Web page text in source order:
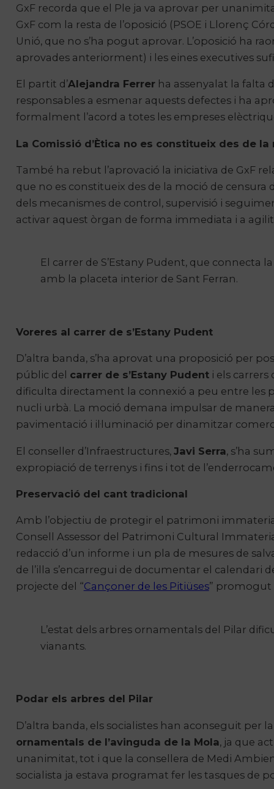
GxF recorda que el Ple ja va aprovar per
GxF com la resta de l’oposició (PSOE i Llorenç
Unió, que no s’ha pogut aprovar. L’oposició ha
aprovades anteriorment) i les eines executives
El partit d’Alejandra Ferrerha assenyalat la falta
responsables a esmenar aquests defectes i ha
formalment l’acord a totes les empreses
La Comissió d’Ètica no es constitueix des de
També ha rebut l’aprovació la iniciativa de GxF
que no es constitueix des de la moció de
dels mecanismes de control, supervisió i
activar aquest òrgan de forma immediata i a
El carrer de S’Estany Pudent, que connecta
amb la placeta interior de Sant Ferran.
Voreres al carrer de s’Estany Pudent
D’altra banda, s’ha aprovat una proposició per
públic del carrer de s’Estany Pudenti els carrers
dificulta directament la connexió a peu entre les
nucli urbà. La moció demana impulsar de
pavimentació i il·luminació per dinamitzar
El conseller d’Infraestructures, Javi Serra, s’ha
expropiació de terrenys i fins i tot de
Preservació del cant tradicional
Amb l’objectiu de protegir el patrimoni
Consell Assessor del Patrimoni Cultural
redacció d’un informe i un pla de mesures de
de l’illa s’encarregui de documentar el calendari
projecte del “Cançoner de les Pitiüses” promogut
L’estat dels arbres ornamentals del Pilar
vianants.
Podar els arbres del Pilar
D’altra banda, els socialistes han aconseguit per
ornamentals de l’avinguda de la Mola, ja que
unanimitat, tot i que la consellera de Medi
socialista ja estava programat fer les tasques de